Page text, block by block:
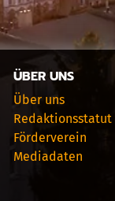
ÜBER UNS
Über uns
Redaktionsstatut
Förderverein
Mediadaten